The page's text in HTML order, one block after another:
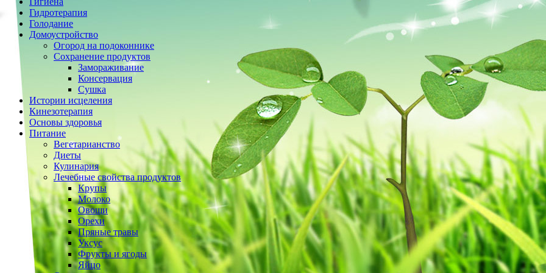
Гидротерапия
Голодание
Домоустройство
Огород на подоконнике
Сохранение продуктов
Замораживание
Консервация
Сушка
Истории исцеления
Кинезотерапия
Основы здоровья
Питание
Вегетарианство
Диеты
Кулинария
Лечебные свойства продуктов
Крупы
Молоко
Овощи
Орехи
Пряные травы
Уксус
Фрукты и ягоды
Яйцо